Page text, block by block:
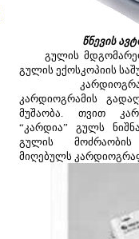
წნევის
გულის
გულის ექოსკოპიის
კარდიოგრაფის
კარდიოგრამის
მუშაობა. თვით
“კარდია” გულს
გულის მოძრაობის
მიღებულს